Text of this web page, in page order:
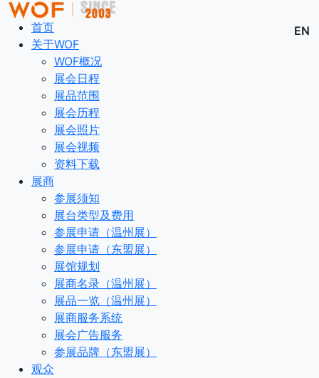
EN
首页
关于WOF
WOF概况
展会日程
展品范围
展会历程
展会照片
展会视频
资料下载
展商
参展须知
展台类型及费用
参展申请（温州展）
参展申请（东盟展）
展馆规划
展商名录（温州展）
展品一览（温州展）
展商服务系统
展会广告服务
参展品牌（东盟展）
观众